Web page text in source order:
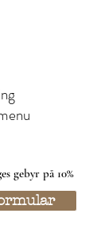
gebyr på 10%